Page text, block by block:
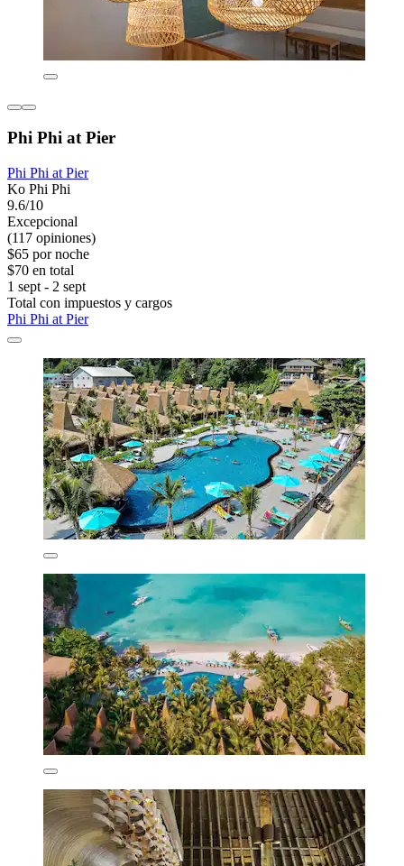
Phi Phi at Pier
Phi Phi at Pier
Ko Phi Phi
9.6/10
Excepcional
(117 opiniones)
$65 por noche
$70 en total
1 sept - 2 sept
Total con impuestos y cargos
Phi Phi at Pier